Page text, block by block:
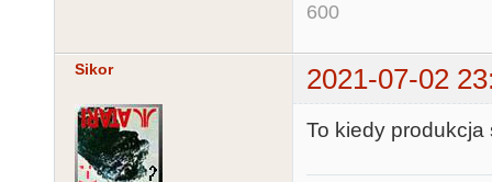
600
Sikor 2021-07-02
To kiedy